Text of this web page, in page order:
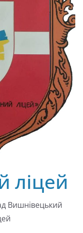
ліцей
Вишнівецький